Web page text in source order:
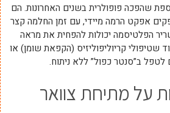
שהפכה פופולרית בשנים האחרונות. הם
אפקט הרמה מיידי, עם זמן החלמה קצר
הפלטיסמה יכולות להפחית את מראה
שטיפולי קריוליפוליזיס (הקפאת שומן) או
לטפל ב”סנטר כפול” ללא ניתוח.
על מתיחת צוואר